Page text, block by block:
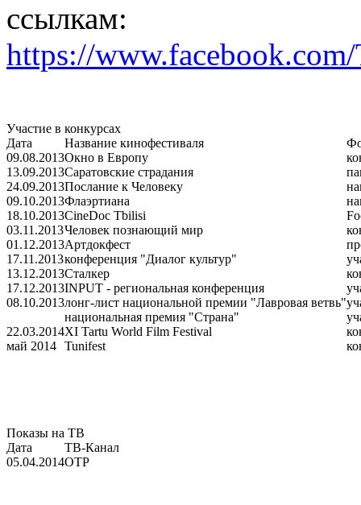
ссылкам:
https://
Участие в конкурсах
Дата
Название кинофестиваля
09.08.2013Окно в Европу
13.09.2013Саратовские страдания
24.09.2013Послание к Человеку
09.10.2013Флаэртиана
18.10.2013CineDoc Tbilisi
03.11.2013Человек познающий мир
01.12.2013Артдокфест
17.11.2013конференция "Диалог культур"
13.12.2013Сталкер
17.12.2013INPUT - региональная конференция
08.10.2013лонг-лист национальной премии "Лавровая ветвь"
национальная премия "Страна"
22.03.2014XI Tartu World Film Festival
май 2014 Tunifest
Показы на ТВ
Дата
ТВ-Канал
05.04.2014ОТР